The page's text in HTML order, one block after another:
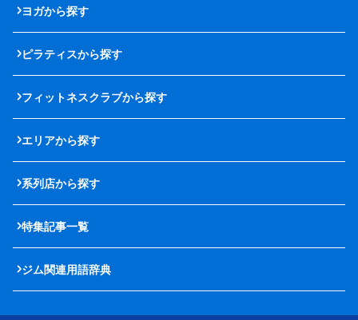
ヨガから探す
ピラティスから探す
フィットネスクラブから探す
エリアから探す
系列店から探す
特集記事一覧
ジム関連用語辞典